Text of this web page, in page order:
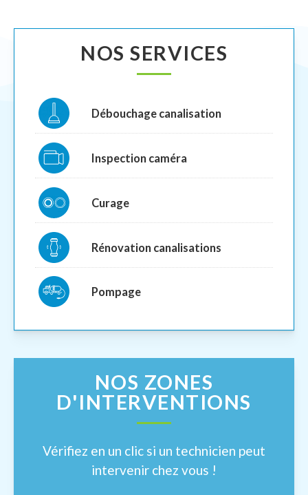
NOS SERVICES
Débouchage canalisation
Inspection caméra
Curage
Rénovation canalisations
Pompage
NOS ZONES
D'INTERVENTIONS
Vérifiez en un clic si un technicien peut
intervenir chez vous !